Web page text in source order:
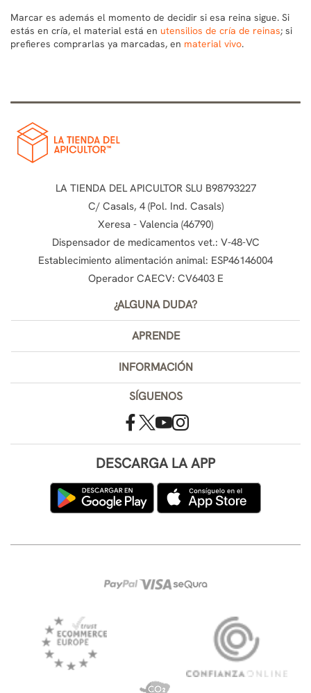
Marcar es además el momento de decidir si esa reina sigue. Si
estás en cría, el material está en utensilios de cría de reinas; si
prefieres comprarlas ya marcadas, en material vivo.
LA TIENDA DEL APICULTOR SLU B98793227
C/ Casals, 4 (Pol. Ind. Casals)
Xeresa - Valencia (46790)
Dispensador de medicamentos vet.: V-48-VC
Establecimiento alimentación animal: ESP46146004
Operador CAECV: CV6403 E
¿ALGUNA DUDA?
APRENDE
INFORMACIÓN
SÍGUENOS
DESCARGA LA APP